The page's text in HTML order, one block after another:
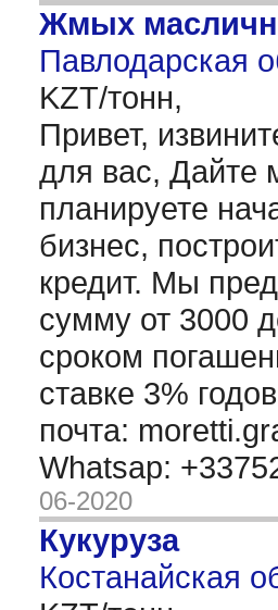
Жмых
Павлодарская
KZT/тонн,
Привет,
для вас, Дайте
планируете
бизнес,
кредит. Мы
сумму от 3000
сроком
ставке 3%
почта:
Whatsap:
06-2020
Кукуруза
Костанайская